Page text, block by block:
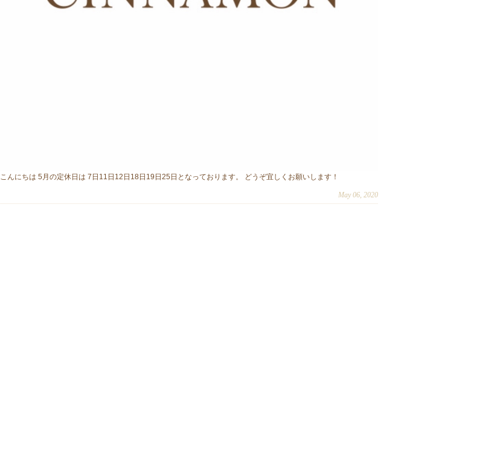
こんにちは 5月の定休日は 7日11日12日18日19日25日となっております。 どうぞ宜しくお願いします！
May 06, 2020